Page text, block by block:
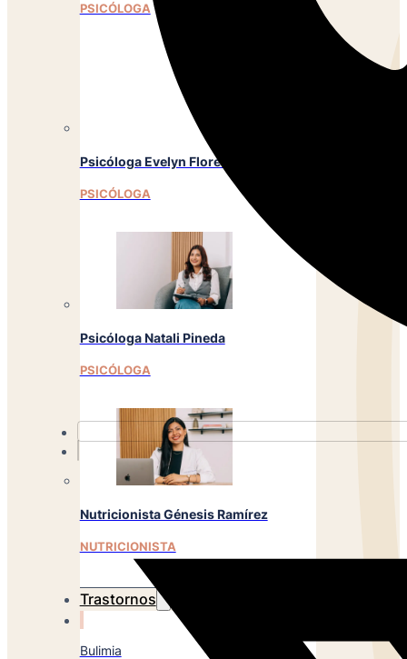
PSICÓLOGA
Psicóloga Evelyn Flores
PSICÓLOGA
Psicóloga Natali Pineda
PSICÓLOGA
Nutricionista Génesis Ramírez
NUTRICIONISTA
Trastornos
Bulimia